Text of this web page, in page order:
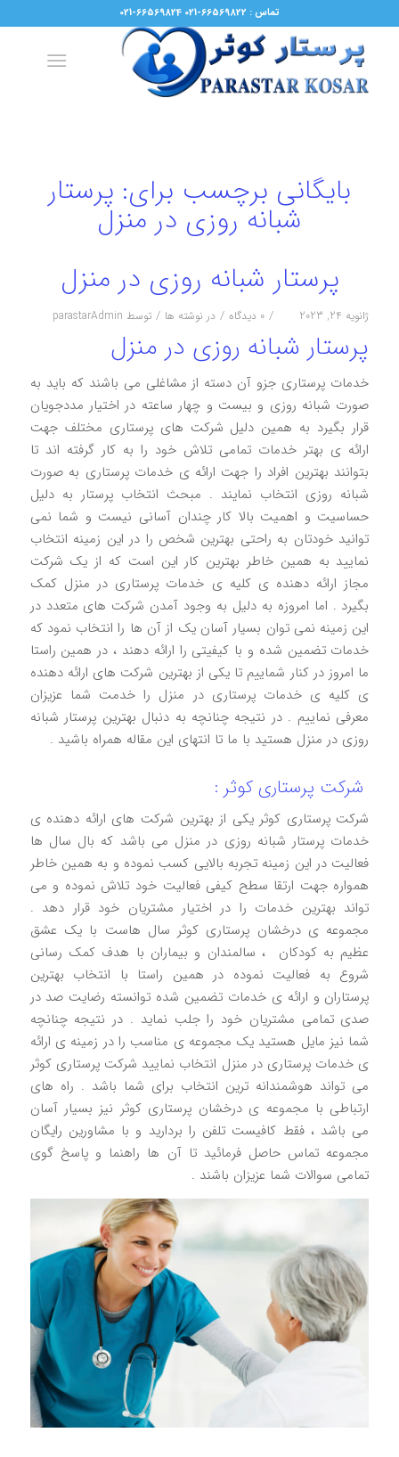
تماس : 66569822-021 66569824-021
بایگانی برچسب برای: پرستار
شبانه روزی در منزل
پرستار شبانه روزی در منزل
ژانویه 24, 2023 / 0 دیدگاه / در نوشته ها / توسط parastarAdmin
پرستار شبانه روزی در منزل
خدمات پرستاری جزو آن دسته از مشاغلی می باشند که باید به
صورت شبانه روزی و بیست و چهار ساعته در اختیار مددجویان
قرار بگیرد به همین دلیل شرکت های پرستاری مختلف جهت
ارائه ی بهتر خدمات تمامی تلاش خود را به کار گرفته اند تا
بتوانند بهترین افراد را جهت ارائه ی خدمات پرستاری به صورت
شبانه روزی انتخاب نمایند . مبحث انتخاب پرستار به دلیل
حساسیت و اهمیت بالا کار چندان آسانی نیست و شما نمی
توانید خودتان به راحتی بهترین شخص را در این زمینه انتخاب
نمایید به همین خاطر بهترین کار این است که از یک شرکت
مجاز ارائه دهنده ی کلیه ی خدمات پرستاری در منزل کمک
بگیرد . اما امروزه به دلیل به وجود آمدن شرکت های متعدد در
این زمینه نمی توان بسیار آسان یک از آن ها را انتخاب نمود که
خدمات تضمین شده و با کیفیتی را ارائه دهند ، در همین راستا
ما امروز در کنار شماییم تا یکی از بهترین شرکت های ارائه دهنده
ی کلیه ی خدمات پرستاری در منزل را خدمت شما عزیزان
معرفی نماییم . در نتیجه چنانچه به دنبال بهترین پرستار شبانه
روزی در منزل هستید با ما تا انتهای این مقاله همراه باشید .
شرکت پرستاری کوثر :
شرکت پرستاری کوثر یکی از بهترین شرکت های ارائه دهنده ی
خدمات پرستار شبانه روزی در منزل می باشد که بال سال ها
فعالیت در این زمینه تجربه بالایی کسب نموده و به همین خاطر
همواره جهت ارتقا سطح کیفی فعالیت خود تلاش نموده و می
تواند بهترین خدمات را در اختیار مشتریان خود قرار دهد .
مجموعه ی درخشان پرستاری کوثر سال هاست با یک عشق
عظیم به کودکان ، سالمندان و بیماران با هدف کمک رسانی
شروع به فعالیت نموده در همین راستا با انتخاب بهترین
پرستاران و ارائه ی خدمات تضمین شده توانسته رضایت صد در
صدی تمامی مشتریان خود را جلب نماید . در نتيجه چنانچه
شما نیز مایل هستید یک مجموعه ی مناسب را در زمینه ی ارائه
ی خدمات پرستاری در منزل انتخاب نمایید شرکت پرستاری کوثر
می تواند هوشمندانه ترین انتخاب برای شما باشد . راه های
ارتباطی با مجموعه ی درخشان پرستاری کوثر نیز بسیار آسان
می باشد ، فقط کافیست تلفن را بردارید و با مشاورین رایگان
مجموعه تماس حاصل فرمائید تا آن ها راهنما و پاسخ گوی
تمامی سوالات شما عزیزان باشند .